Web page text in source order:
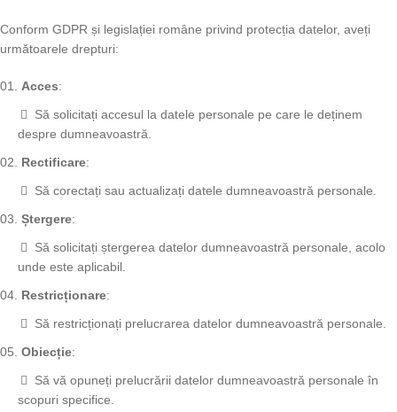
Conform GDPR și legislației române privind protecția datelor, aveți
următoarele drepturi:
Acces:
Să solicitați accesul la datele personale pe care le deținem
despre dumneavoastră.
Rectificare:
Să corectați sau actualizați datele dumneavoastră personale.
Ștergere:
Să solicitați ștergerea datelor dumneavoastră personale, acolo
unde este aplicabil.
Restricționare:
Să restricționați prelucrarea datelor dumneavoastră personale.
Obiecție:
Să vă opuneți prelucrării datelor dumneavoastră personale în
scopuri specifice.